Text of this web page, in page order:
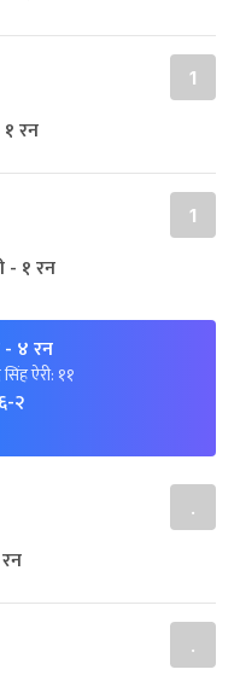
1
रन
1
- १ रन
- ४ रन
ऐरी: ११
२
.
.